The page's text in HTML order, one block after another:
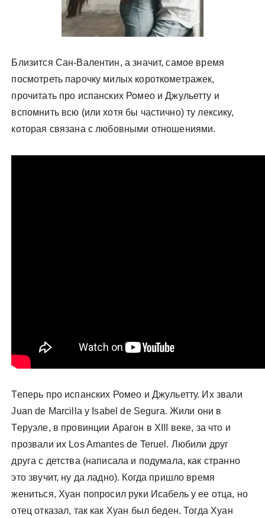
Близится Сан-Валентин, а значит, самое время
посмотреть парочку милых короткометражек,
прочитать про испанских Ромео и Джульетту и
вспомнить всю (или хотя бы частично) ту лексику,
которая связана с любовными отношениями.
Теперь про испанских Ромео и Джульетту. Их звали
Juan de Marcilla y Isabel de Segura. Жили они в
Теруэле, в провинции Арагон в XIII веке, за что и
прозвали их Los Amantes de Teruel. Любили друг
друга с детства (написала и подумала, как странно
это звучит, ну да ладно). Когда пришло время
жениться, Хуан попросил руки Исабель у ее отца, но
отец отказал, так как Хуан был беден. Тогда Хуан